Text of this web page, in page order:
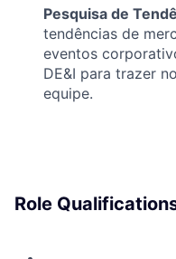
Pesquisa de
tendências de
eventos
DE&I para trazer
equipe.
Role